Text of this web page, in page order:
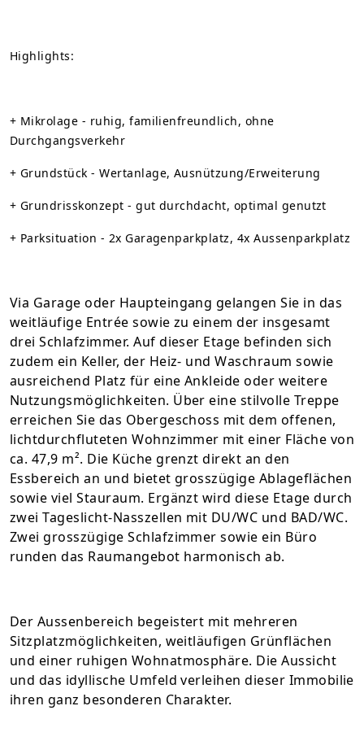
Highlights:
+ Mikrolage - ruhig, familienfreundlich, ohne
Durchgangsverkehr
+ Grundstück - Wertanlage, Ausnützung/Erweiterung
+ Grundrisskonzept - gut durchdacht, optimal genutzt
+ Parksituation - 2x Garagenparkplatz, 4x Aussenparkplatz
Via Garage oder Haupteingang gelangen Sie in das
weitläufige Entrée sowie zu einem der insgesamt
drei Schlafzimmer. Auf dieser Etage befinden sich
zudem ein Keller, der Heiz- und Waschraum sowie
ausreichend Platz für eine Ankleide oder weitere
Nutzungsmöglichkeiten. Über eine stilvolle Treppe
erreichen Sie das Obergeschoss mit dem offenen,
lichtdurchfluteten Wohnzimmer mit einer Fläche von
ca. 47,9 m². Die Küche grenzt direkt an den
Essbereich an und bietet grosszügige Ablageflächen
sowie viel Stauraum. Ergänzt wird diese Etage durch
zwei Tageslicht-Nasszellen mit DU/WC und BAD/WC.
Zwei grosszügige Schlafzimmer sowie ein Büro
runden das Raumangebot harmonisch ab.
Der Aussenbereich begeistert mit mehreren
Sitzplatzmöglichkeiten, weitläufigen Grünflächen
und einer ruhigen Wohnatmosphäre. Die Aussicht
und das idyllische Umfeld verleihen dieser Immobilie
ihren ganz besonderen Charakter.